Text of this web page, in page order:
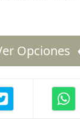
Opciones